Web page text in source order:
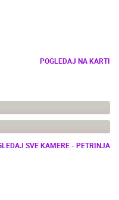
POGLEDAJ NA KARTI
POTRESA
SVE KAMERE - PETRINJA